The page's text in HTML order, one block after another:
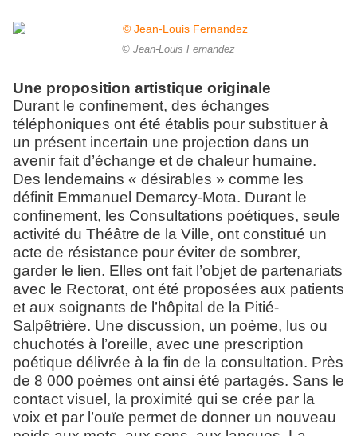
© Jean-Louis Fernandez
Une proposition artistique originale
Durant le confinement, des échanges
téléphoniques ont été établis pour substituer à
un présent incertain une projection dans un
avenir fait d’échange et de chaleur humaine.
Des lendemains « désirables » comme les
définit Emmanuel Demarcy-Mota. Durant le
confinement, les Consultations poétiques, seule
activité du Théâtre de la Ville, ont constitué un
acte de résistance pour éviter de sombrer,
garder le lien. Elles ont fait l’objet de partenariats
avec le Rectorat, ont été proposées aux patients
et aux soignants de l’hôpital de la Pitié-
Salpêtrière. Une discussion, un poème, lus ou
chuchotés à l’oreille, avec une prescription
poétique délivrée à la fin de la consultation. Près
de 8 000 poèmes ont ainsi été partagés. Sans le
contact visuel, la proximité qui se crée par la
voix et par l’ouïe permet de donner un nouveau